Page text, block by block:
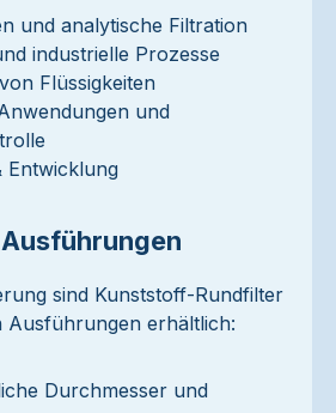
und analytische Filtration
industrielle Prozesse
Flüssigkeiten
und
Entwicklung
sind Kunststoff-Rundfilter
Ausführungen erhältlich:
Durchmesser und